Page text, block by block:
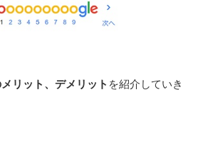
リット、デメリット を紹介していき